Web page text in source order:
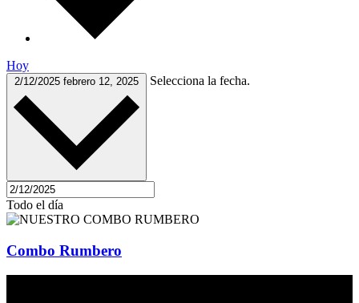
Hoy
2/12/2025 febrero 12, 2025 Selecciona la fecha.
Todo el día
Combo Rumbero